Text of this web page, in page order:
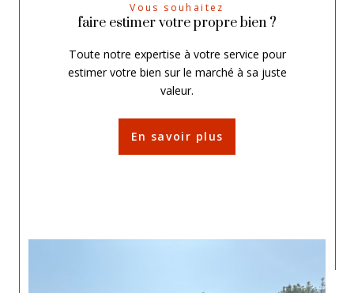
Vous souhaitez
faire estimer votre propre bien ?
Toute notre expertise à votre service pour
estimer votre bien sur le marché à sa juste
valeur.
En savoir plus